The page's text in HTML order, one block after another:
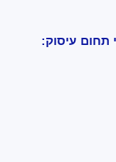
תחום עיסוק: